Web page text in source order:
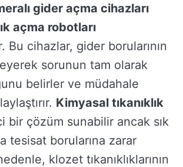
gider açma cihazları
açma robotları
Bu cihazlar, gider borularının
sorunun tam olarak
belirler ve müdahale
Kimyasal tıkanıklık
bir çözüm sunabilir ancak sık
tesisat borularına zarar
klozet tıkanıklıklarının